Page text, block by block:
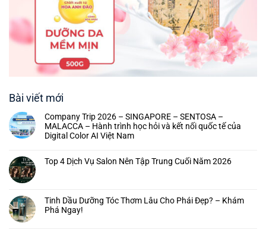
Bài viết mới
Company Trip 2026 – SINGAPORE – SENTOSA –
MALACCA – Hành trình học hỏi và kết nối quốc tế của
Digital Color AI Việt Nam
Top 4 Dịch Vụ Salon Nên Tập Trung Cuối Năm 2026
Tinh Dầu Dưỡng Tóc Thơm Lâu Cho Phái Đẹp? – Khám
Phá Ngay!